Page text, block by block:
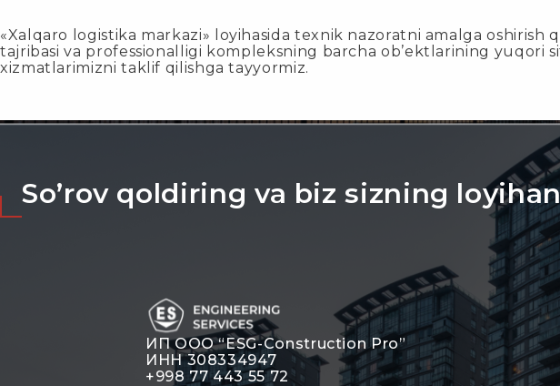
«Xalqaro logistika markazi» loyihasida texnik nazoratni amalga
tajribasi va professionalligi kompleksning barcha ob’ektlarining yuqori
xizmatlarimizni taklif qilishga tayyormiz.
So’rov qoldiring va biz sizning
ИП ООО “ESG-Construction Pro”
ИНН 308334947
+998 77 443 55 72